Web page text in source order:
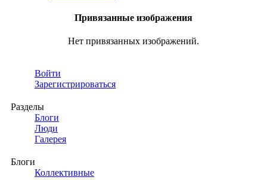
Привязанные изображения
Нет привязанных изображений.
Войти
Зарегистрироваться
Разделы
Блоги
Люди
Галерея
Блоги
Коллективные